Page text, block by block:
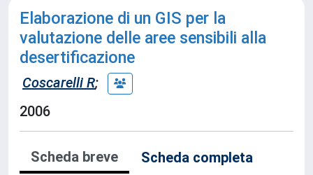
Elaborazione di un GIS per la
valutazione delle aree sensibili alla
desertificazione
Coscarelli R;
2006
Scheda breve
Scheda completa